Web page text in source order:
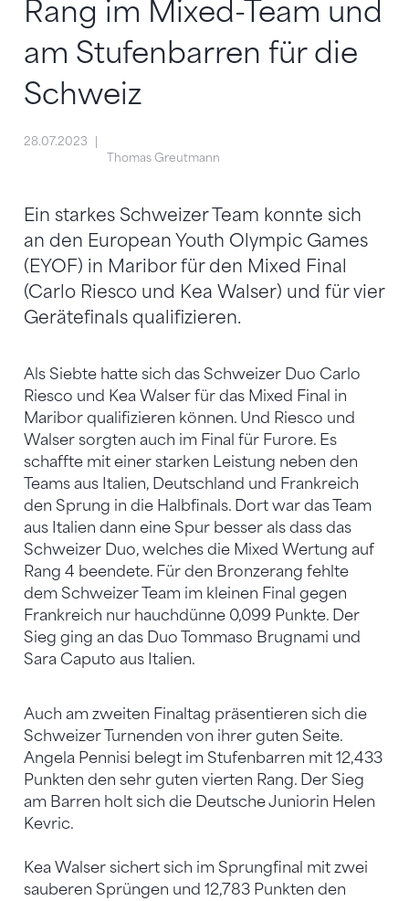
Rang im Mixed-Team und
am Stufenbarren für die
Schweiz
28.07.2023
Thomas Greutmann
Ein starkes Schweizer Team konnte sich
an den European Youth Olympic Games
(EYOF) in Maribor für den Mixed Final
(Carlo Riesco und Kea Walser) und für vier
Gerätefinals qualifizieren.
Als Siebte hatte sich das Schweizer Duo Carlo
Riesco und Kea Walser für das Mixed Final in
Maribor qualifizieren können. Und Riesco und
Walser sorgten auch im Final für Furore. Es
schaffte mit einer starken Leistung neben den
Teams aus Italien, Deutschland und Frankreich
den Sprung in die Halbfinals. Dort war das Team
aus Italien dann eine Spur besser als dass das
Schweizer Duo, welches die Mixed Wertung auf
Rang 4 beendete. Für den Bronzerang fehlte
dem Schweizer Team im kleinen Final gegen
Frankreich nur hauchdünne 0,099 Punkte. Der
Sieg ging an das Duo Tommaso Brugnami und
Sara Caputo aus Italien.
Auch am zweiten Finaltag präsentieren sich die
Schweizer Turnenden von ihrer guten Seite.
Angela Pennisi belegt im Stufenbarren mit 12,433
Punkten den sehr guten vierten Rang. Der Sieg
am Barren holt sich die Deutsche Juniorin Helen
Kevric.
Kea Walser sichert sich im Sprungfinal mit zwei
sauberen Sprüngen und 12,783 Punkten den